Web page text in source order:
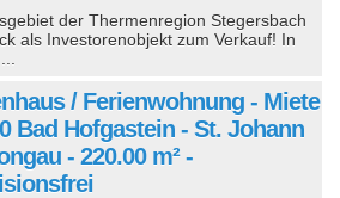
der Thermenregion Stegersbach
als Investorenobjekt zum Verkauf! In
/ Ferienwohnung - Miete
Bad Hofgastein - St. Johann
- 220.00 m² -